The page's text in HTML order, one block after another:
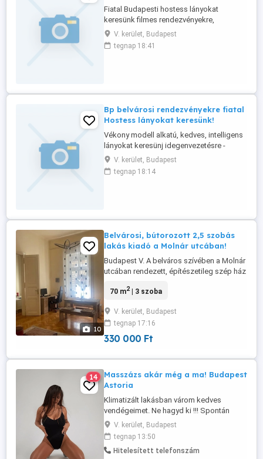
Fiatal Budapesti hostess lányokat
keresünk filmes rendezvényekre,
forgstásokra bel és külföldre. Csak
hétvégi munkáink is vannak. 19 - 30 éves
dekoratív külsejű, kedves lányokat
bemutatkozással, ...
V. kerület, Budapest
tegnap 18:41
Bp belvárosi rendezvényekre fiatal
Hostess lányokat keresünk!
Vékony modell alkatú, kedves, intelligens
lányokat keresünj idegenvezetésre -
szállodai rendezvényekre, kiváló angol
nyelvtudással. Másodállásban és suli
mellett is tudsz dolgozni. Magas órabér,
V. kerület, Budapest
tegnap 18:14
10
Belvárosi, bútorozott 2,5 szobás
lakás kiadó a Molnár utcában!
Budapest V. A belváros szívében a Molnár
utcában rendezett, építészetileg szép ház
szobás, jó állapotú, fiatalosan bútorozott,
szoba külön (fürdőn keresztül) és
egymásba is nyílik. A fél szoba a ház
csendes belső udvarára néz. Konyha ...
70 m2| 3 szoba
V. kerület, Budapest
tegnap 17:16
330 000 Ft
14
Masszázs akár még a ma! Budapest
Astoria
Klimatizált lakásban várom kedves
vendégeimet. Ne hagyd ki !!! Spontán
bejelentkezés lehetséges még az nap! Ha
voltál már olyan masszázson, ahol végig
feszengtél akkor tudod, miről beszélek.
Nálam ilyen nincs. Sziasztok, Meli vagyok
V. kerület, Budapest
tegnap 13:50
Hitelesített telefonszám